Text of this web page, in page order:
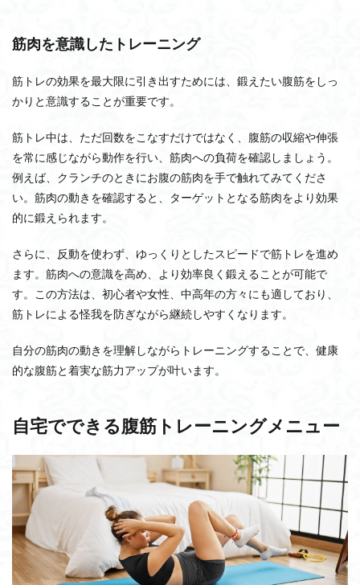
筋肉を意識したトレーニング
筋トレの効果を最大限に引き出すためには、鍛えたい腹筋をしっ
かりと意識することが重要です。
筋トレ中は、ただ回数をこなすだけではなく、腹筋の収縮や伸張
を常に感じながら動作を行い、筋肉への負荷を確認しましょう。
例えば、クランチのときにお腹の筋肉を手で触れてみてくださ
い。筋肉の動きを確認すると、ターゲットとなる筋肉をより効果
的に鍛えられます。
さらに、反動を使わず、ゆっくりとしたスピードで筋トレを進め
ます。筋肉への意識を高め、より効率良く鍛えることが可能で
す。この方法は、初心者や女性、中高年の方々にも適しており、
筋トレによる怪我を防ぎながら継続しやすくなります。
自分の筋肉の動きを理解しながらトレーニングすることで、健康
的な腹筋と着実な筋力アップが叶います。
自宅でできる腹筋トレーニングメニュー